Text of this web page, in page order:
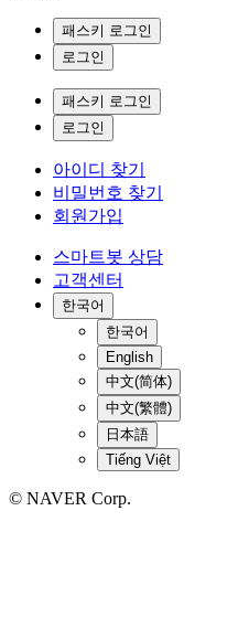
패스키 로그인
로그인
패스키 로그인
로그인
아이디 찾기
비밀번호 찾기
회원가입
스마트봇 상담
고객센터
한국어
한국어
English
中文(简体)
中文(繁體)
日本語
Tiếng Việt
© NAVER Corp.